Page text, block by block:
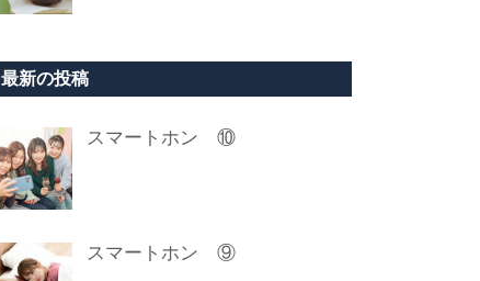
最新の投稿
スマートホン ⑩
スマートホン ⑨